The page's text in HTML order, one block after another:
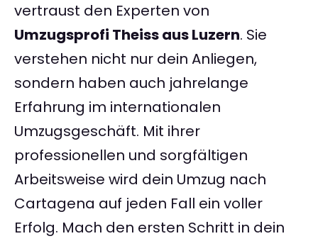
vertraust den Experten von
Umzugsprofi Theiss aus Luzern. Sie
verstehen nicht nur dein Anliegen,
sondern haben auch jahrelange
Erfahrung im internationalen
Umzugsgeschäft. Mit ihrer
professionellen und sorgfältigen
Arbeitsweise wird dein Umzug nach
Cartagena auf jeden Fall ein voller
Erfolg. Mach den ersten Schritt in dein